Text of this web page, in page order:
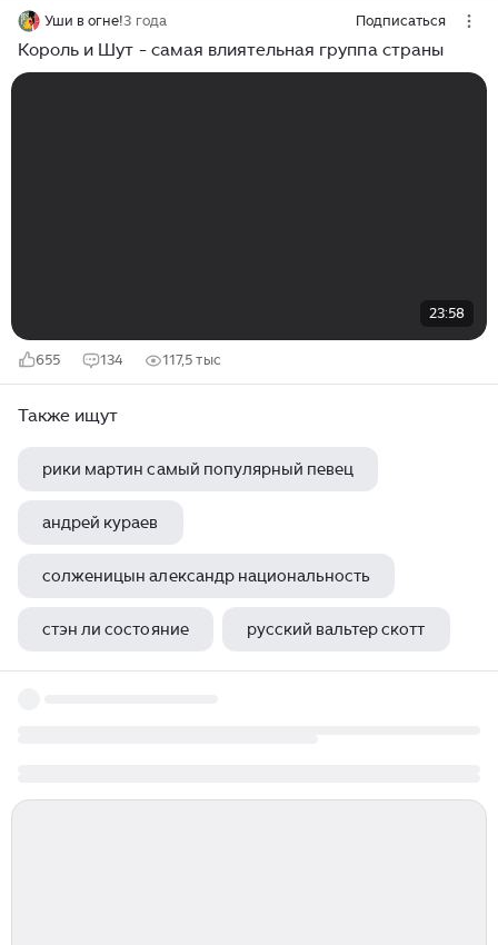
Уши в огне!3 года Подписаться
Король и Шут - самая влиятельная группа страны
23:58
655 134 117,5 тыс
Также ищут
рики мартин самый популярный певец
андрей кураев
солженицын александр национальность
стэн ли состояние русский вальтер скотт